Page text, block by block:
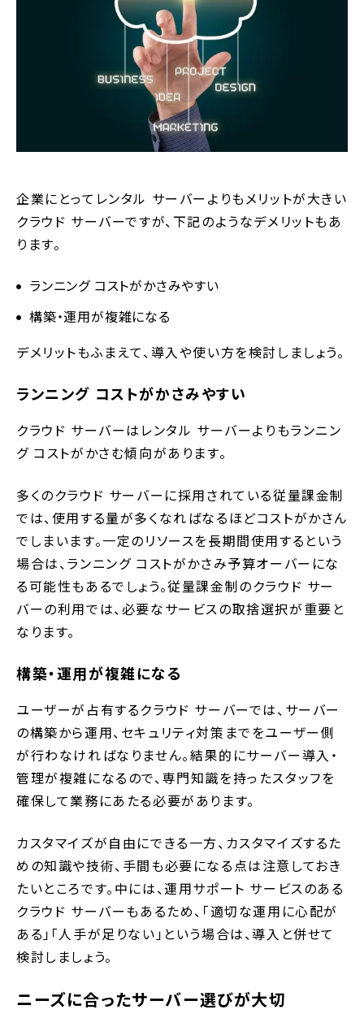
企業にとってレンタル サーバーよりもメリットが大きい
クラウド サーバーですが、下記のようなデメリットもあ
ります。
ランニング コストがかさみやすい
構築・運用が複雑になる
デメリットもふまえて、導入や使い方を検討しましょう。
ランニング コストがかさみやすい
クラウド サーバーはレンタル サーバーよりもランニン
グ コストがかさむ傾向があります。
多くのクラウド サーバーに採用されている従量課金制
では、使用する量が多くなればなるほどコストがかさん
でしまいます。一定のリソースを長期間使用するという
場合は、ランニング コストがかさみ予算オーバーにな
る可能性もあるでしょう。従量課金制のクラウド サー
バーの利用では、必要なサービスの取捨選択が重要と
なります。
構築・運用が複雑になる
ユーザーが占有するクラウド サーバーでは、サーバー
の構築から運用、セキュリティ対策までをユーザー側
が行わなければなりません。結果的にサーバー導入・
管理が複雑になるので、専門知識を持ったスタッフを
確保して業務にあたる必要があります。
カスタマイズが自由にできる一方、カスタマイズするた
めの知識や技術、手間も必要になる点は注意しておき
たいところです。中には、運用サポート サービスのある
クラウド サーバーもあるため、「適切な運用に心配が
ある」「人手が足りない」という場合は、導入と併せて
検討しましょう。
ニーズに合ったサーバー選びが大切